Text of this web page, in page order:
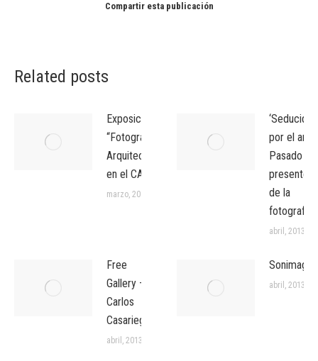
Compartir esta publicación
Related posts
Exposición
“Fotografia
Arquitectònica”
en el CAATEEB
marzo, 2017
‘Seducidos
por el arte’
Pasado y
presente
de la
fotografía
abril, 2013
Free
Gallery –
Carlos
Casariego
abril, 2013
abril, 2013